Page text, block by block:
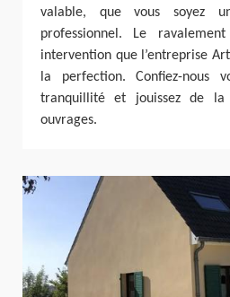
valable, que vous soyez
professionnel. Le
intervention que l’entreprise
la perfection. Confiez-nous
tranquillité et jouissez de la
ouvrages.